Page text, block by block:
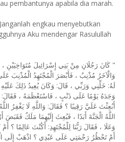
pembantunya apabila dia marah.
engkau menyebutkan
Aku mendengar Rasulullah
" كَانَ رَجُلَانِ مِنْ بَنِي إِسْرَائِيلَ مُتَوَاخِيَيْنِ ،
وَالْآخَرُ مُذْنِبٌ ، فَأَبْصَرَ الْمُجْتَهِدُ الْمُذْنِبَ
لَهُ: خَلِّنِي وَرَبِّي ، قَالَ: وَكَانَ يُعِيدُ ذَلِكَ
وَجَدَهُ يَوْمًا عَلَى ذَنْبٍ ، فَاسْتَعْظَمَهُ ،
أَبُعِثْتَ عَلَيَّ رَقِيبًا ؟ فَقَالَ: وَاللَّهِ لَا يَغْفِرُ
اللَّهُ الْجَنَّةَ أَبَدًا ، فَبُعِثَ إِلَيْهِمَا مَلَكٌ فَقَبَضَ
وَعَلَا ، فَقَالَ رَبُّنَا لِلْمُجْتَهِدِ: أَكُنْتَ عَالِمًا
أَمْ تَحْظُرُ رَحْمَتِي عَلَى عَبْدِي ؟ اذْهَبْ إِلَى